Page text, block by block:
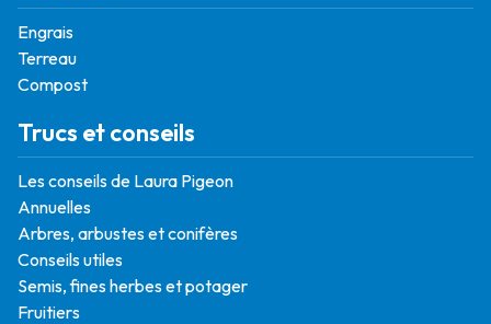
Engrais
Terreau
Compost
Trucs et conseils
Les conseils de Laura Pigeon
Annuelles
Arbres, arbustes et conifères
Conseils utiles
Semis, fines herbes et potager
Fruitiers